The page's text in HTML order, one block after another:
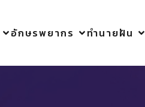
อักษรพยากร ทำนายฝัน